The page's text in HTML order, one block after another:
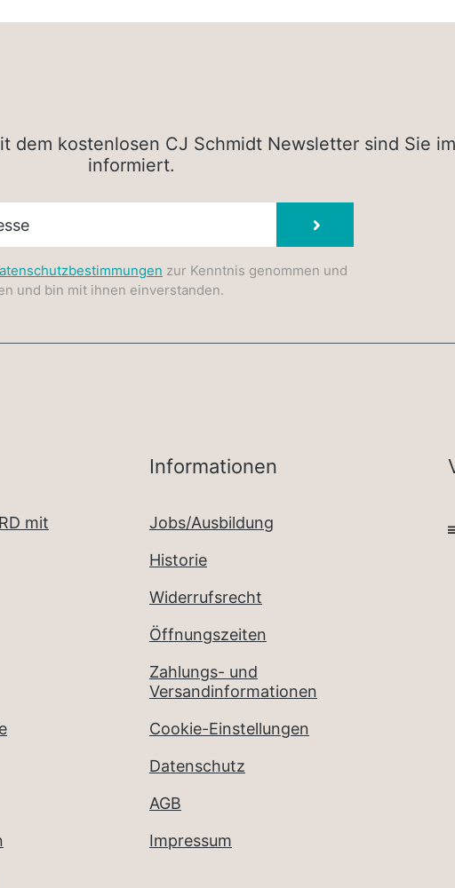
dem kostenlosen CJ Schmidt Newsletter sind Sie
informiert.
zur Kenntnis genommen und
und bin mit ihnen einverstanden.
mit
Informationen
Jobs/Ausbildung
Historie
Widerrufsrecht
Öffnungszeiten
Zahlungs- und
Versandinformationen
Cookie-Einstellungen
Datenschutz
AGB
Impressum